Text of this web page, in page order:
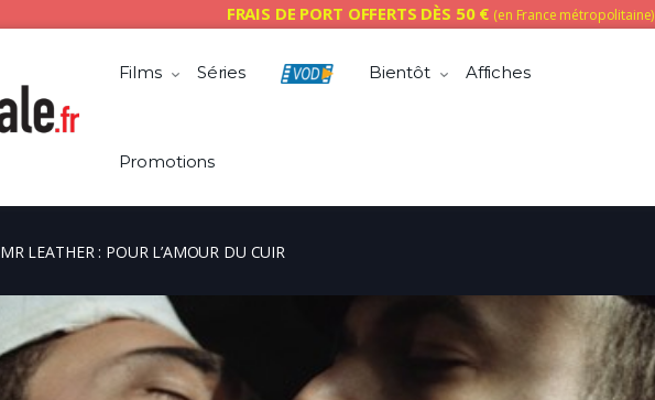
FRAIS DE PORT OFFERTS DÈS 50 € (en France métropolitaine)
Films Séries Bientôt Affiches
Promotions
MR LEATHER : POUR L’AMOUR DU CUIR